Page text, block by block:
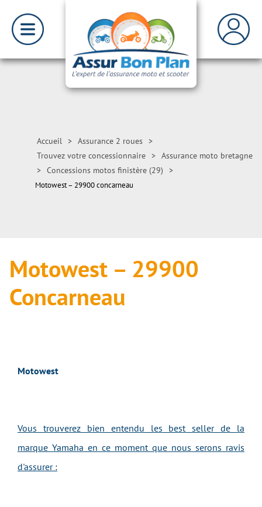
Accueil > Assurance 2 roues >
Trouvez votre concessionnaire > Assurance moto bretagne
> Concessions motos finistère (29) >
Motowest – 29900 concarneau
Motowest – 29900
Concarneau
Motowest
Vous trouverez bien entendu les best seller de la
marque Yamaha en ce moment que nous serons ravis
d'assurer :